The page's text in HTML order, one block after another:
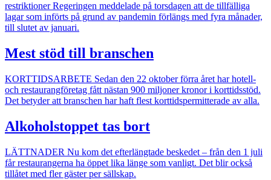
restriktionerRegeringen meddelade på torsdagen att de tillfälliga
lagar som införts på grund av pandemin förlängs med fyra månader,
till slutet av januari.
Mest stöd till branschen
KORTTIDSARBETE Sedan den 22 oktober förra året har hotell-
och restaurangföretag fått nästan 900 miljoner kronor i korttidsstöd.
Det betyder att branschen har haft flest korttidspermitterade av alla.
Alkoholstoppet tas bort
LÄTTNADER Nu kom det efterlängtade beskedet – från den 1 juli
får restaurangerna ha öppet lika länge som vanligt. Det blir också
tillåtet med fler gäster per sällskap.